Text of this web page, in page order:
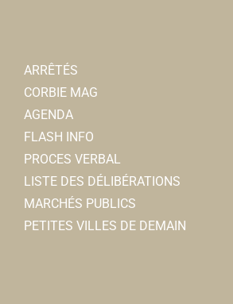
ARRÊTÉS
CORBIE MAG
AGENDA
FLASH INFO
PROCES VERBAL
LISTE DES DÉLIBÉRATIONS
MARCHÉS PUBLICS
PETITES VILLES DE DEMAIN